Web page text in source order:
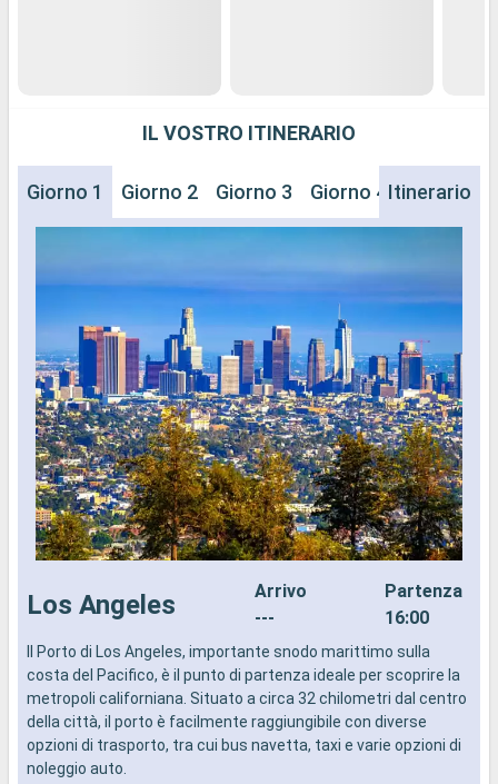
IL VOSTRO ITINERARIO
Giorno 1 Giorno 2 Giorno 3 Giorno 4 Giorno 5
Itinerario
Los Angeles
Arrivo
---
Partenza
16:00
Il Porto di Los Angeles, importante snodo marittimo sulla
costa del Pacifico, è il punto di partenza ideale per scoprire la
metropoli californiana. Situato a circa 32 chilometri dal centro
della città, il porto è facilmente raggiungibile con diverse
opzioni di trasporto, tra cui bus navetta, taxi e varie opzioni di
noleggio auto.